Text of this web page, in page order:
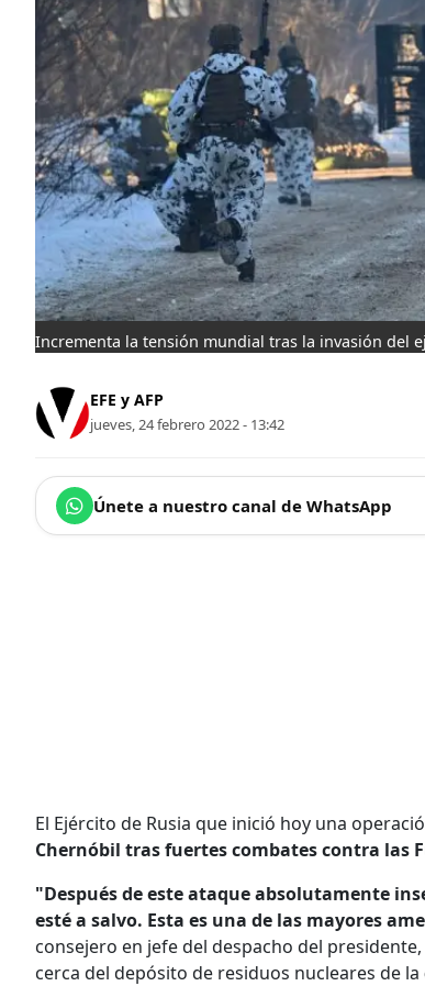
Incrementa la tensión mundial tras la invasión del
EFE y AFP
jueves, 24 febrero 2022 - 13:42
Únete a nuestro canal de WhatsApp
El Ejército de Rusia que inició hoy una
Chernóbil tras fuertes combates contra las
"Después de este ataque absolutamente
esté a salvo. Esta es una de las mayores
consejero en jefe del despacho del
cerca del depósito de residuos nucleares de la